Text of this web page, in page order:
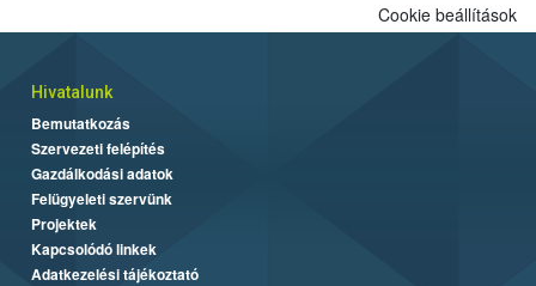
Cookie beállítások
Hivatalunk
Bemutatkozás
Szervezeti felépítés
Gazdálkodási adatok
Felügyeleti szervünk
Projektek
Kapcsolódó linkek
Adatkezelési tájékoztató